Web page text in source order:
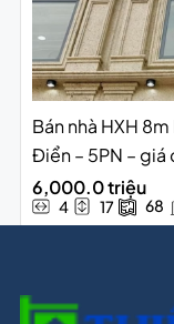
Bán nhà HXH 8m
Điển – 5PN – giá
6,000.0 triệu
4 17 68